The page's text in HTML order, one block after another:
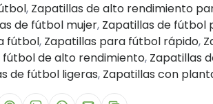
, Zapatillas de alto rendimiento
de fútbol mujer, Zapatillas de
fútbol, Zapatillas para fútbol rápido,
fútbol de alto rendimiento, Zapatillas
de fútbol ligeras, Zapatillas con